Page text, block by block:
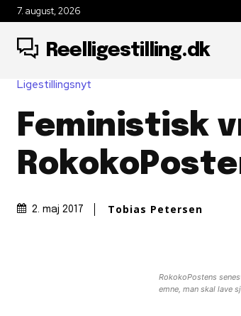
7. august, 2026
Reelligestilling.dk
Ligestillingsnyt
Feministisk
2. maj 2017 Tobias Petersen
RokokoPostens
emne, man skal lave